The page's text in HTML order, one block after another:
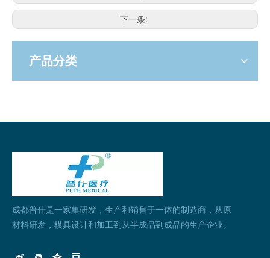
下一条:
产品分类
成都普什是一家集研发，生产和销售于一体的制造商，从原
材料研发，模具设计和加工到从半成品到成品的生产企业。